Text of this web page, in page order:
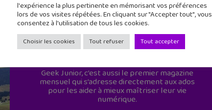
Geek Junior est le premier site de culture
Geek Junior, c’est aussi le premier magazine
mensuel qui s’adresse directement aux ados
pour les aider à mieux maîtriser leur vie
numérique.
l'expérience la plus pertinente en mémorisant vos préférences
lors de vos visites répétées. En cliquant sur "Accepter tout", vous
consentez à l'utilisation de tous les cookies.
Choisir les cookies Tout refuser Tout accepter